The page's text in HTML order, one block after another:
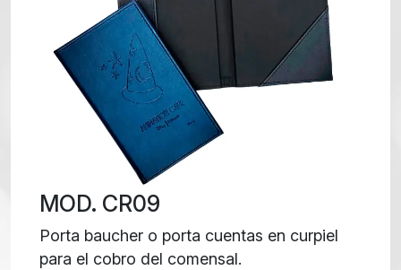
MOD. CR09
Porta baucher o porta cuentas en curpiel
para el cobro del comensal.